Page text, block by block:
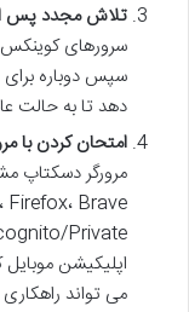
تلاش مجدد پس
سرورهای
سپس دوباره
دهد تا به حالت
امتحان کردن با
مرورگر دسکتاپ
اپلیکیشن
می تواند